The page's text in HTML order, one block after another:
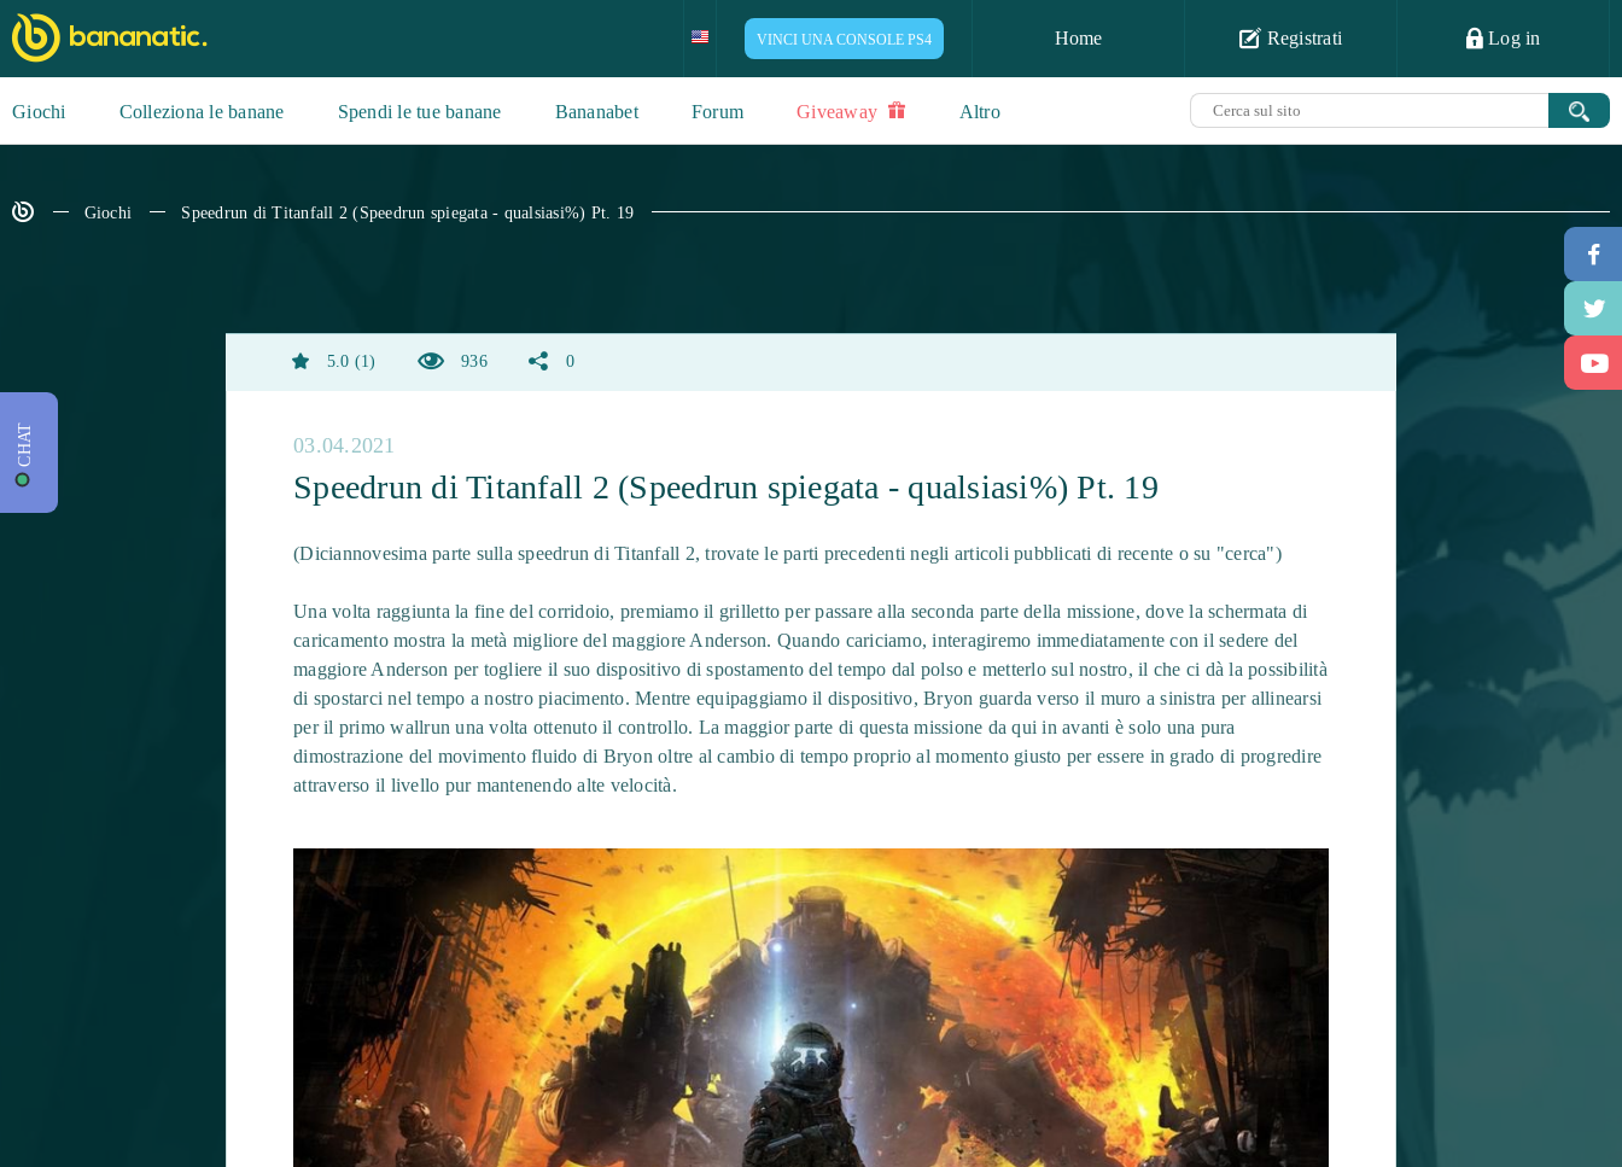
VINCI UNA CONSOLE PS4 Home Registrati Log in
Giochi Colleziona le banane Spendi le tue banane Bananabet Forum Giveaway Altro
Giochi Speedrun di Titanfall 2 (Speedrun spiegata - qualsiasi%) Pt. 19
5.0 1 936 0
03.04.2021
Speedrun di Titanfall 2 (Speedrun spiegata - qualsiasi%) Pt. 19
(Diciannovesima parte sulla speedrun di Titanfall 2, trovate le parti precedenti negli articoli pubblicati di recente o su "cerca")
Una volta raggiunta la fine del corridoio, premiamo il grilletto per passare alla seconda parte della missione, dove la schermata di
caricamento mostra la metà migliore del maggiore Anderson. Quando cariciamo, interagiremo immediatamente con il sedere del
maggiore Anderson per togliere il suo dispositivo di spostamento del tempo dal polso e metterlo sul nostro, il che ci dà la possibilità
di spostarci nel tempo a nostro piacimento. Mentre equipaggiamo il dispositivo, Bryon guarda verso il muro a sinistra per allinearsi
per il primo wallrun una volta ottenuto il controllo. La maggior parte di questa missione da qui in avanti è solo una pura
dimostrazione del movimento fluido di Bryon oltre al cambio di tempo proprio al momento giusto per essere in grado di progredire
attraverso il livello pur mantenendo alte velocità.
CHAT